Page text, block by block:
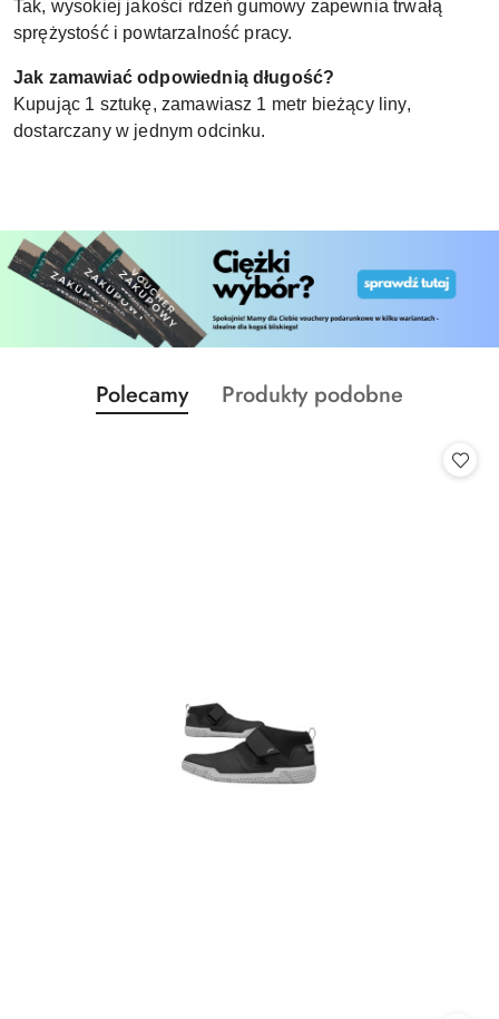
Tak, wysokiej jakości rdzeń gumowy zapewnia trwałą
sprężystość i powtarzalność pracy.
Jak zamawiać odpowiednią długość?
Kupując 1 sztukę, zamawiasz 1 metr bieżący liny,
dostarczany w jednym odcinku.
Pomiń karuzelę produktów
Produkty
o
Polecamy
Produkty
Produkty podobne